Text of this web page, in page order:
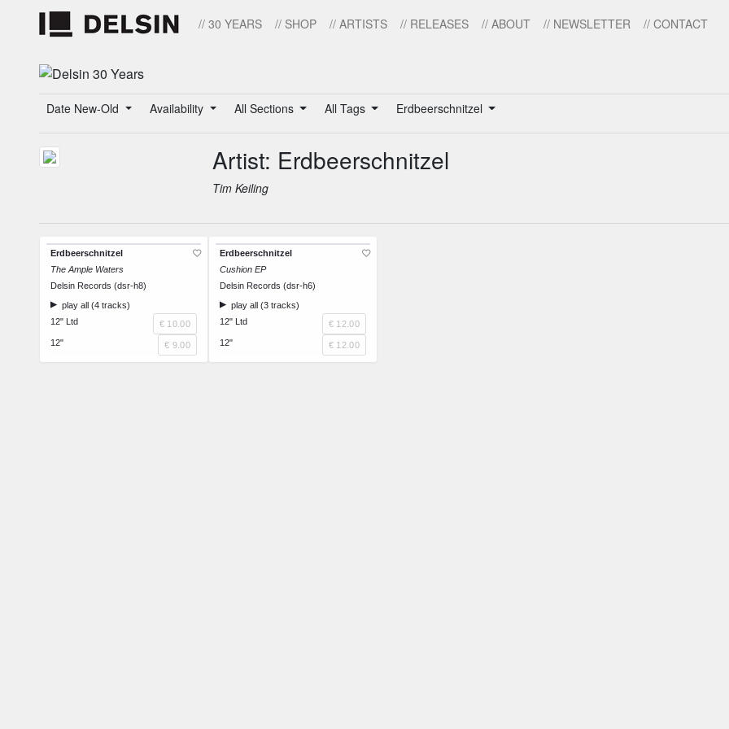
// 30 YEARS // SHOP // ARTISTS // RELEASES // ABOUT // NEWSLETTER // CONTACT
Date New-Old Availability All Sections All Tags Erdbeerschnitzel
Artist: Erdbeerschnitzel
Tim Keiling
Erdbeerschnitzel
The Ample Waters
Delsin Records (dsr-h8)
play all (4 tracks)
12" Ltd
€ 10.00
12"
€ 9.00
Erdbeerschnitzel
Cushion EP
Delsin Records (dsr-h6)
play all (3 tracks)
12" Ltd
€ 12.00
12"
€ 12.00